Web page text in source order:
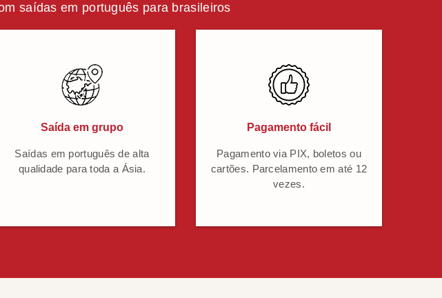
saídas em português para brasileiros
Saída em grupo
Saídas em português de alta
qualidade para toda a Ásia.
Pagamento fácil
Pagamento via PIX, boletos ou
cartões. Parcelamento em até 12
vezes.